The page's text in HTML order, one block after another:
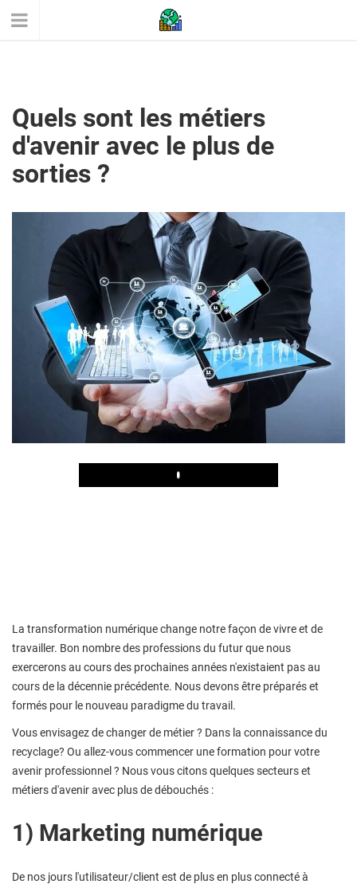
Quels sont les métiers
d'avenir avec le plus de
sorties ?
Play
La transformation numérique change notre façon de vivre et de
travailler. Bon nombre des professions du futur que nous
exercerons au cours des prochaines années n'existaient pas au
cours de la décennie précédente. Nous devons être préparés et
formés pour le nouveau paradigme du travail.
Vous envisagez de changer de métier ? Dans la connaissance du
recyclage? Ou allez-vous commencer une formation pour votre
avenir professionnel ? Nous vous citons quelques secteurs et
métiers d'avenir avec plus de débouchés :
1) Marketing numérique
De nos jours l'utilisateur/client est de plus en plus connecté à